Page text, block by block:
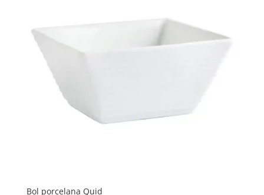
Bol porcelana Quid